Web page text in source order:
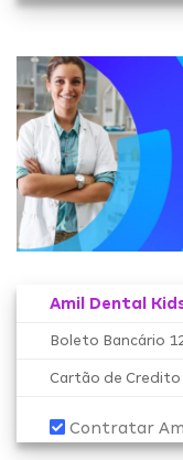
Amil Dental
Boleto Bancário
Cartão de Credito
Contratar